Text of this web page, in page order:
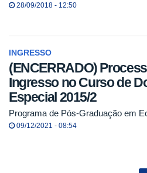
28/09/2018 - 12:50
INGRESSO
(ENCERRADO)
Ingresso no Curso de
Especial 2015/2
Programa de Pós-Graduação em
09/12/2021 - 08:54